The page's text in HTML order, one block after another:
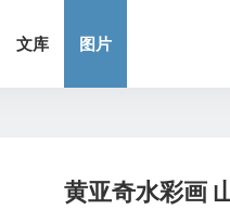
文库 图片
黄亚奇水彩画